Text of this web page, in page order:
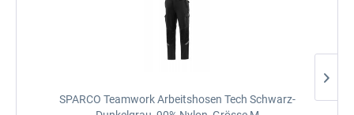
SPARCO Teamwork Arbeitshosen Tech Schwarz-